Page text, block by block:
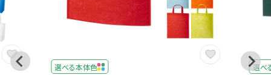
選べる本体色 選べ